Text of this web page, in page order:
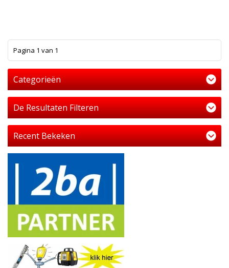
Pagina 1 van 1
Categorieën
De Resultaten Filteren
Recent Bekeken